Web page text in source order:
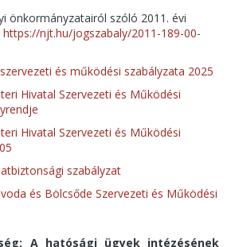
önkormányzatairól szóló 2011. évi
https://njt.hu/jogszabaly/2011-189-00-
és működési szabályzata 2025
Hivatal Szervezeti és Működési
Hivatal Szervezeti és Működési
szabályzat
és Bölcsőde Szervezeti és Működési
A hatósági ügyek intézésének